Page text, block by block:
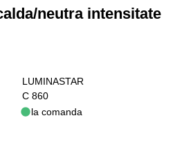
neutra intensitate
LUMINASTAR
C 860
la comanda